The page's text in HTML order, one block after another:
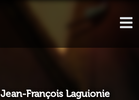
Jean-François Laguionie